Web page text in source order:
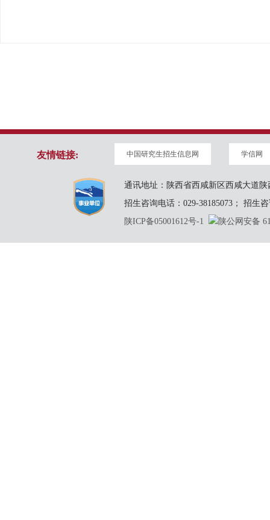
友情链接: 中国研究生招生信息网 学信网
通讯地址：陕西省西咸新区西咸大道
招生咨询电话：029-38185073； 招生
陕ICP备05001612号-1
陕公网安备